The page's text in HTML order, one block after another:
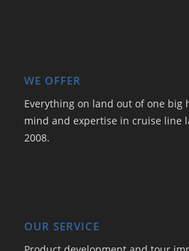
WE OFFER
Everything on land out of one big
mind and expertise in cruise line
2008.
OUR SERVICE